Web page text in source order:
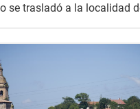
se trasladó a la localidad